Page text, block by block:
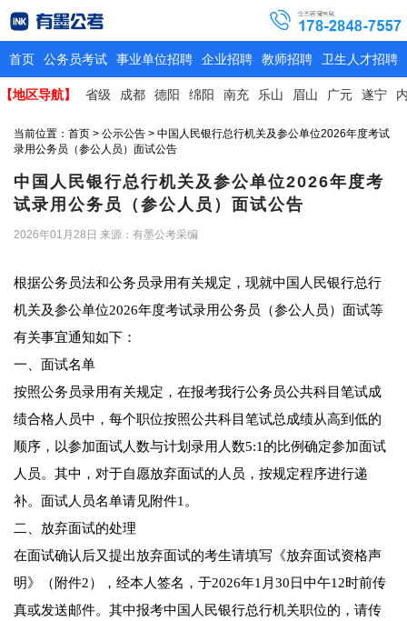
首页 公务员考试 事业单位招聘 企业招聘 教师招聘 卫生人才招聘
【地区导航】 省级 成都 德阳 绵阳 南充 乐山 眉山 广元 遂宁
当前位置： 首页 > 公示公告 > 中国人民银行总行机关及参公单位2026年度考试
录用公务员（参公人员）面试公告
中国人民银行总行机关及参公单位2026年度考
试录用公务员（参公人员）面试公告
2026年01月28日 来源：有墨公考采编
根据公务员法和公务员录用有关规定，现就中国人民银行总行
机关及参公单位2026年度考试录用公务员（参公人员）面试等
有关事宜通知如下：
一、面试名单
按照公务员录用有关规定，在报考我行公务员公共科目笔试成
绩合格人员中，每个职位按照公共科目笔试总成绩从高到低的
顺序，以参加面试人数与计划录用人数5:1的比例确定参加面试
人员。其中，对于自愿放弃面试的人员，按规定程序进行递
补。面试人员名单请见附件1。
二、放弃面试的处理
在面试确认后又提出放弃面试的考生请填写《放弃面试资格声
明》（附件2），经本人签名，于2026年1月30日中午12时前传
真或发送邮件。其中报考中国人民银行总行机关职位的，请传